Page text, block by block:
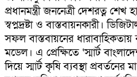
প্রধানমন্ত্রী জননেত্রী দেশরত্ন শেখ
স্বপ্নদ্রষ্টা ও বাস্তবায়নকারী।
সফল বাস্তবায়নের
মডেল। এ প্রেক্ষিতে ‘স্মার্ট
দিয়ে স্মার্ট কৃষি ব্যবস্থা প্রবর্তনের